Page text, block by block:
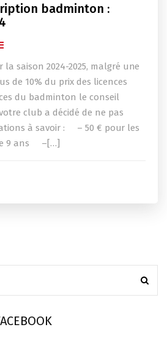
badminton :
saison 2024-2025, malgré une
de 10% du prix des licences
du badminton le conseil
club a décidé de ne pas
à savoir : – 50 € pour les
9 ans –[…]